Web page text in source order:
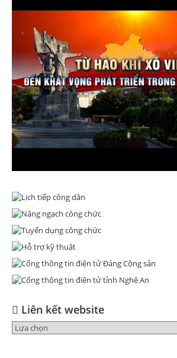
Liên kết website